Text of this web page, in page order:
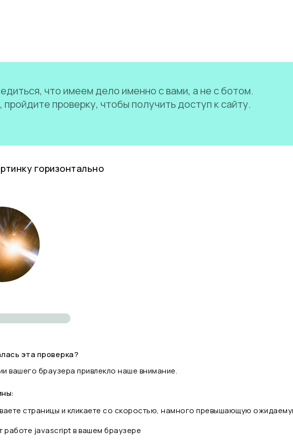
что имеем дело именно с вами, а не с ботом.
проверку, чтобы получить доступ к сайту.
горизонтально
эта проверка?
вашего браузера привлекло наше внимание.
страницы и кликаете со скоростью, намного превышающую
работе javascript в вашем браузере